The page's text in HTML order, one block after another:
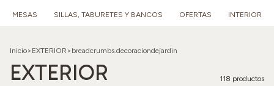
MESAS SILLAS, TABURETES Y BANCOS OFERTAS INTERIOR
Inicio> EXTERIOR > breadcrumbs.decoraciondejardin
EXTERIOR 118 productos